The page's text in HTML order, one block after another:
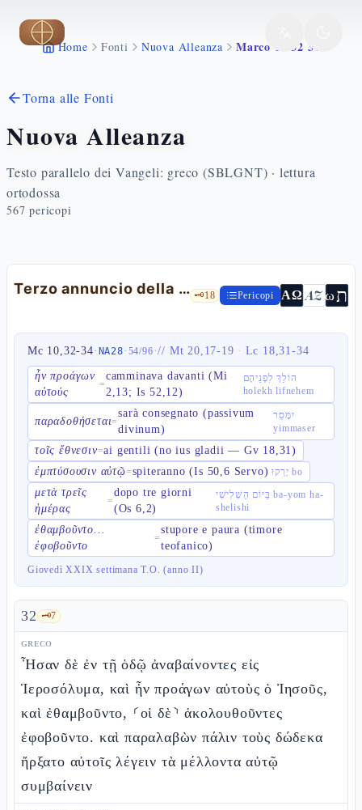
Vai al contenuto principale
Home Fonti Nuova Alleanza Marco 10 32 34
Torna alle Fonti
Nuova Alleanza
Testo parallelo dei Vangeli: greco (SBLGNT) · lettura
ortodossa
567 pericopi
Terzo annuncio della passione 🗝️18 Pericopi ΑΩ AZωת
Mc 10,32-34· NA28· 54/96·// Mt 20,17-19 · Lc 18,31-34
ἦν προάγων
αὐτούς
=
camminava davanti (Mi
2,13; Is 52,12)
הוֹלֵךְ לִפְנֵיהֶם
holekh lifnehem
παραδοθήσεται=
sarà consegnato (passivum
divinum)
יִמָּסֵר
yimmaser
τοῖς ἔθνεσιν=ai gentili (no ius gladii — Gv 18,31)
ἐμπτύσουσιν αὐτῷ=spiteranno (Is 50,6 Servo) יָרְקוּ bo
μετὰ τρεῖς
ἡμέρας
=
dopo tre giorni
(Os 6,2)
בַּיּוֹם הַשְּׁלִישִׁי ba-yom ha-
shelishi
ἐθαμβοῦντο...
ἐφοβοῦντο
=
stupore e paura (timore
teofanico)
Giovedì XXIX settimana T.O. (anno II)
32 🗝️7
GRECO
Ἦσαν δὲ ἐν τῇ ὁδῷ ἀναβαίνοντες εἰς
Ἱεροσόλυμα, καὶ ἦν προάγων αὐτοὺς ὁ Ἰησοῦς,
καὶ ἐθαμβοῦντο, ⸂οἱ δὲ⸃ ἀκολουθοῦντες
ἐφοβοῦντο. καὶ παραλαβὼν πάλιν τοὺς δώδεκα
ἤρξατο αὐτοῖς λέγειν τὰ μέλλοντα αὐτῷ
συμβαίνειν